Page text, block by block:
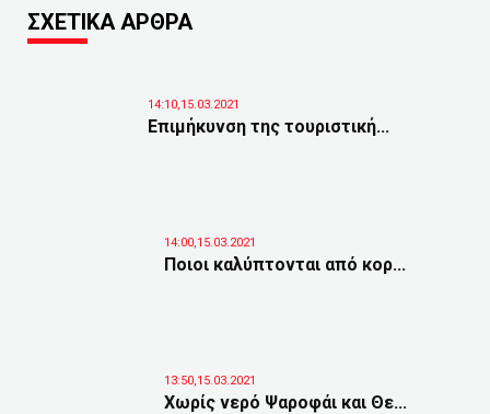
ΣΧΕΤΙΚΑ ΑΡΘΡΑ
14:10,15.03.2021
Επιμήκυνση της τουριστική...
14:00,15.03.2021
Ποιοι καλύπτονται από κορ...
13:50,15.03.2021
Χωρίς νερό Ψαροφάι και Θε...